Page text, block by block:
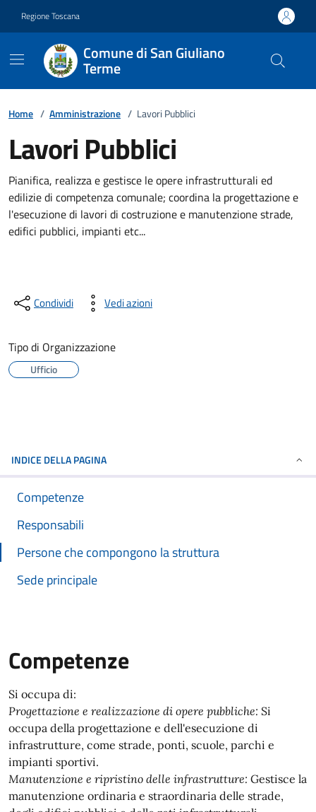
Regione Toscana
Comune di San Giuliano
Terme
Home / Amministrazione / Lavori Pubblici
Lavori Pubblici
Pianifica, realizza e gestisce le opere infrastrutturali ed
edilizie di competenza comunale; coordina la progettazione e
l'esecuzione di lavori di costruzione e manutenzione strade,
edifici pubblici, impianti etc...
Condividi Vedi azioni
Tipo di Organizzazione
Ufficio
INDICE DELLA PAGINA
Competenze
Responsabili
Persone che compongono la struttura
Sede principale
Competenze
Si occupa di:
Progettazione e realizzazione di opere pubbliche: Si
occupa della progettazione e dell'esecuzione di
infrastrutture, come strade, ponti, scuole, parchi e
impianti sportivi.
Manutenzione e ripristino delle infrastrutture: Gestisce la
manutenzione ordinaria e straordinaria delle strade,